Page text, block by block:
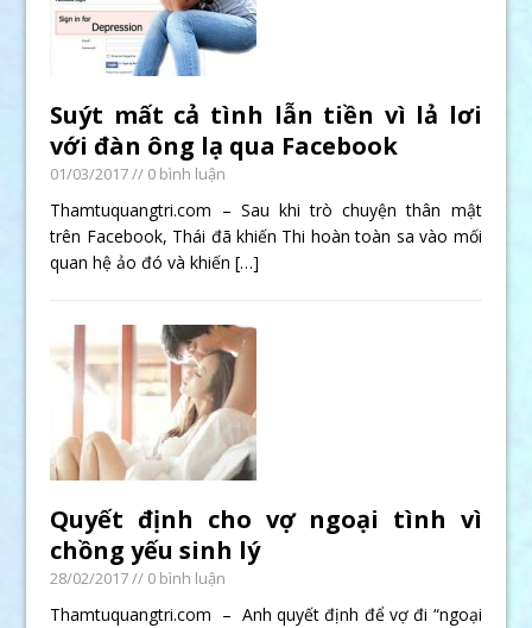
Suýt mất cả tình lẫn tiền vì lả lơi
với đàn ông lạ qua Facebook
01/03/2017// 0 bình luận
Thamtuquangtri.com – Sau khi trò chuyện thân mật
trên Facebook, Thái đã khiến Thi hoàn toàn sa vào mối
quan hệ ảo đó và khiến[…]
Quyết định cho vợ ngoại tình vì
chồng yếu sinh lý
28/02/2017// 0 bình luận
Thamtuquangtri.com – Anh quyết định để vợ đi “ngoại